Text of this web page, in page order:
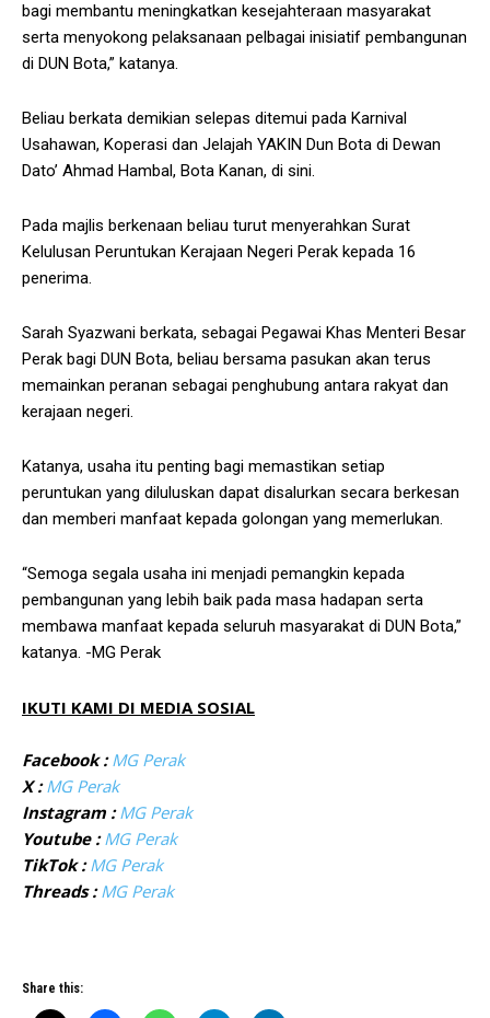
bagi membantu meningkatkan kesejahteraan masyarakat
serta menyokong pelaksanaan pelbagai inisiatif pembangunan
di DUN Bota,” katanya.
Beliau berkata demikian selepas ditemui pada Karnival
Usahawan, Koperasi dan Jelajah YAKIN Dun Bota di Dewan
Dato’ Ahmad Hambal, Bota Kanan, di sini.
Pada majlis berkenaan beliau turut menyerahkan Surat
Kelulusan Peruntukan Kerajaan Negeri Perak kepada 16
penerima.
Sarah Syazwani berkata, sebagai Pegawai Khas Menteri Besar
Perak bagi DUN Bota, beliau bersama pasukan akan terus
memainkan peranan sebagai penghubung antara rakyat dan
kerajaan negeri.
Katanya, usaha itu penting bagi memastikan setiap
peruntukan yang diluluskan dapat disalurkan secara berkesan
dan memberi manfaat kepada golongan yang memerlukan.
“Semoga segala usaha ini menjadi pemangkin kepada
pembangunan yang lebih baik pada masa hadapan serta
membawa manfaat kepada seluruh masyarakat di DUN Bota,”
katanya. -MG Perak
IKUTI KAMI DI MEDIA SOSIAL
Facebook : MG Perak
X : MG Perak
Instagram : MG Perak
Youtube : MG Perak
TikTok : MG Perak
Threads : MG Perak
Share this: